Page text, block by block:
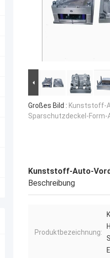
Großes Bild : Kunststoff-
Sparschutzdeckel-
Kunststoff-Auto-
Beschreibung
Produktbezeichnung: